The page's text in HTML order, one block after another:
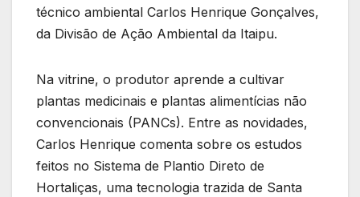
técnico ambiental Carlos Henrique Gonçalves,
da Divisão de Ação Ambiental da Itaipu.
Na vitrine, o produtor aprende a cultivar
plantas medicinais e plantas alimentícias não
convencionais (PANCs). Entre as novidades,
Carlos Henrique comenta sobre os estudos
feitos no Sistema de Plantio Direto de
Hortaliças, uma tecnologia trazida de Santa